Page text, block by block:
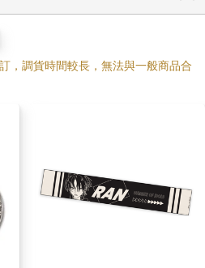
不是指這件事。」
一點就要告訴你，我就是你在找
眼底卻有光，和一些難以道明的
——
浸在演出中，聽著封蕭生的自白，
然一張面無表情的臉讓他們瞬間出
到底是怎麼回事？前面演得多好，
專業，但怎麼搞的？每次一到感情
，調貨時間較長，無法與一般商品合